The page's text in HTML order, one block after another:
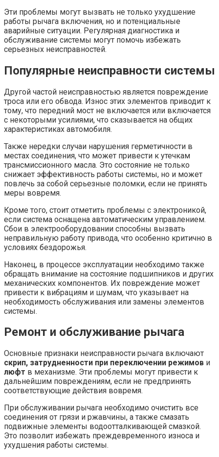
Эти проблемы могут вызвать не только ухудшение
работы рычага включения, но и потенциальные
аварийные ситуации. Регулярная диагностика и
обслуживание системы могут помочь избежать
серьезных неисправностей.
Популярные неисправности системы
Другой частой неисправностью является повреждение
троса или его обвода. Износ этих элементов приводит к
тому, что передний мост не включается или включается
с некоторыми усилиями, что сказывается на общих
характеристиках автомобиля.
Также нередки случаи нарушения герметичности в
местах соединения, что может привести к утечкам
трансмиссионного масла. Это состояние не только
снижает эффективность работы системы, но и может
повлечь за собой серьезные поломки, если не принять
меры вовремя.
Кроме того, стоит отметить проблемы с электроникой,
если система оснащена автоматическим управлением.
Сбои в электрооборудовании способны вызвать
неправильную работу привода, что особенно критично в
условиях бездорожья.
Наконец, в процессе эксплуатации необходимо также
обращать внимание на состояние подшипников и других
механических компонентов. Их повреждение может
привести к вибрациям и шумам, что указывает на
необходимость обслуживания или замены элементов
системы.
Ремонт и обслуживание рычага
Основные признаки неисправности рычага включают
скрип, затрудненности при переключении режимов и
люфт в механизме. Эти проблемы могут привести к
дальнейшим повреждениям, если не предпринять
соответствующие действия вовремя.
При обслуживании рычага необходимо очистить все
соединения от грязи и ржавчины, а также смазать
подвижные элементы водоотталкивающей смазкой.
Это позволит избежать преждевременного износа и
ухудшения работы системы.